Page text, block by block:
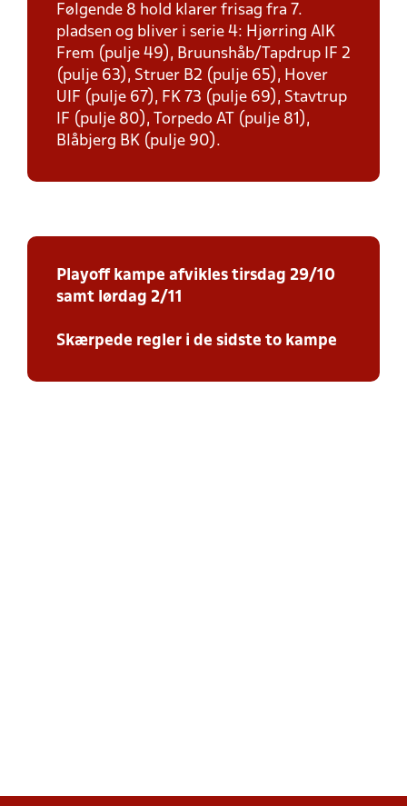
Følgende 8 hold klarer frisag fra 7.
pladsen og bliver i serie 4: Hjørring AIK
Frem (pulje 49), Bruunshåb/Tapdrup IF 2
(pulje 63), Struer B2 (pulje 65), Hover
UIF (pulje 67), FK 73 (pulje 69), Stavtrup
IF (pulje 80), Torpedo AT (pulje 81),
Blåbjerg BK (pulje 90).
Playoff kampe afvikles tirsdag 29/10
samt lørdag 2/11
Skærpede regler i de sidste to kampe